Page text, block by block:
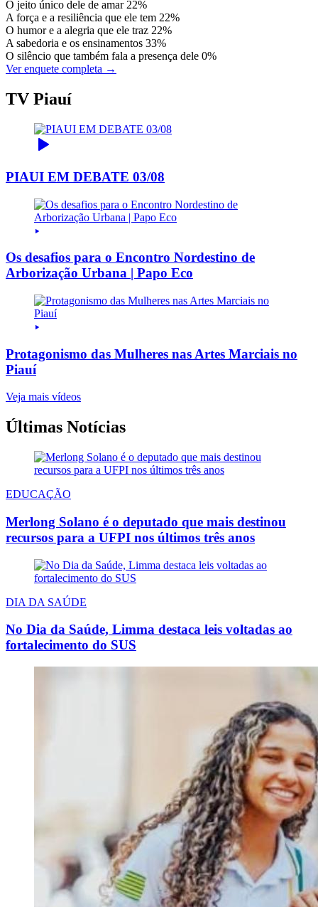
O jeito único dele de amar 22%
A força e a resiliência que ele tem 22%
O humor e a alegria que ele traz 22%
A sabedoria e os ensinamentos 33%
O silêncio que também fala a presença dele 0%
Ver enquete completa →
TV Piauí
PIAUI EM DEBATE 03/08
Os desafios para o Encontro Nordestino de
Arborização Urbana | Papo Eco
Protagonismo das Mulheres nas Artes Marciais no
Piauí
Veja mais vídeos
Últimas Notícias
EDUCAÇÃO
Merlong Solano é o deputado que mais destinou
recursos para a UFPI nos últimos três anos
DIA DA SAÚDE
No Dia da Saúde, Limma destaca leis voltadas ao
fortalecimento do SUS